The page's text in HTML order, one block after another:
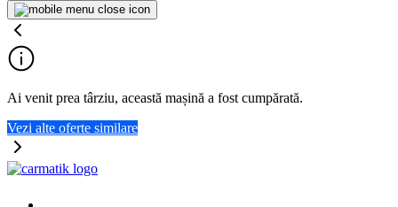
Ai venit prea târziu, această mașină a fost cumpărată.
Vezi alte oferte similare